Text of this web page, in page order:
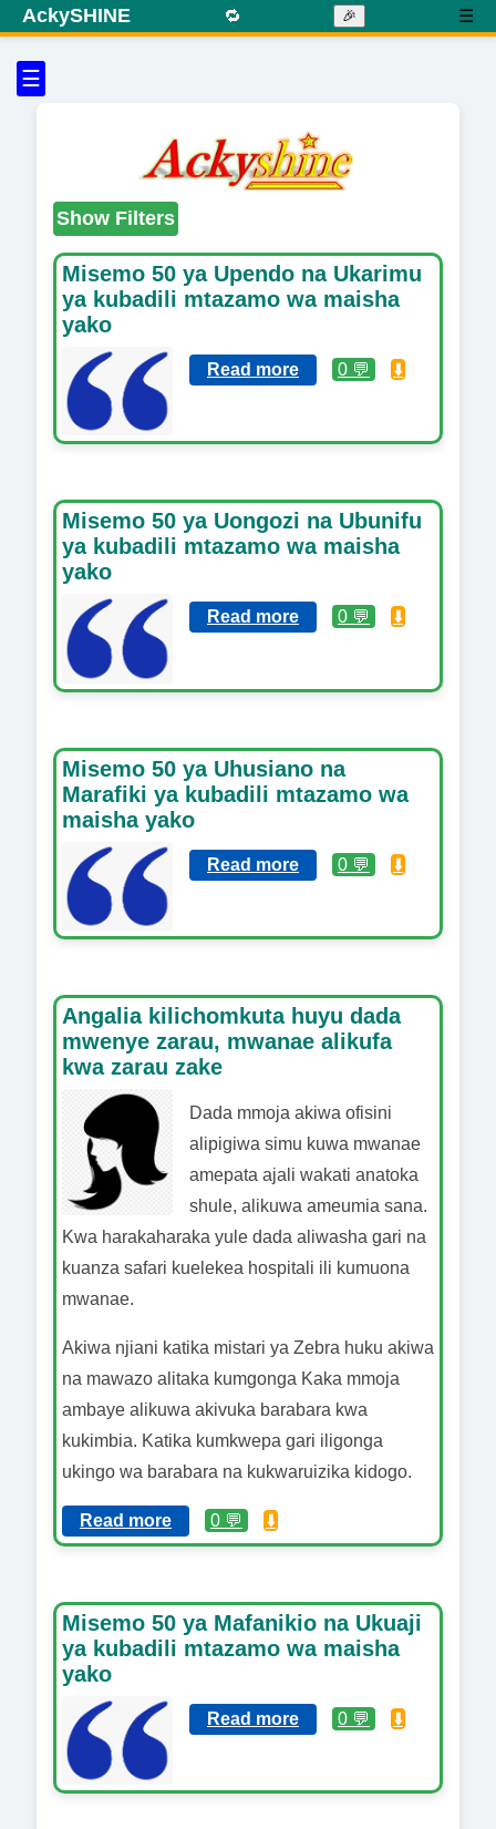
☰
AckySHINE 🔁 🎉 ☰
Show Filters
Misemo 50 ya Upendo na Ukarimu
ya kubadili mtazamo wa maisha
yako
Read more 0 💬 ⬇️
Misemo 50 ya Uongozi na Ubunifu
ya kubadili mtazamo wa maisha
yako
Read more 0 💬 ⬇️
Misemo 50 ya Uhusiano na
Marafiki ya kubadili mtazamo wa
maisha yako
Read more 0 💬 ⬇️
Angalia kilichomkuta huyu dada
mwenye zarau, mwanae alikufa
kwa zarau zake
Dada mmoja akiwa ofisini
alipigiwa simu kuwa mwanae
amepata ajali wakati anatoka
shule, alikuwa ameumia sana.
Kwa harakaharaka yule dada aliwasha gari na
kuanza safari kuelekea hospitali ili kumuona
mwanae.
Akiwa njiani katika mistari ya Zebra huku akiwa
na mawazo alitaka kumgonga Kaka mmoja
ambaye alikuwa akivuka barabara kwa
kukimbia. Katika kumkwepa gari iligonga
ukingo wa barabara na kukwaruizika kidogo.
Read more 0 💬 ⬇️
Misemo 50 ya Mafanikio na Ukuaji
ya kubadili mtazamo wa maisha
yako
Read more 0 💬 ⬇️